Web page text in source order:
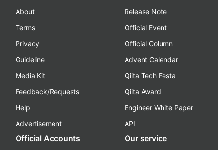
About
Terms
Privacy
Guideline
Media Kit
Feedback/Requests
Help
Advertisement
Release Note
Official Event
Official Column
Advent Calendar
Qiita Tech Festa
Qiita Award
Engineer White Paper
API
Official Accounts Our service